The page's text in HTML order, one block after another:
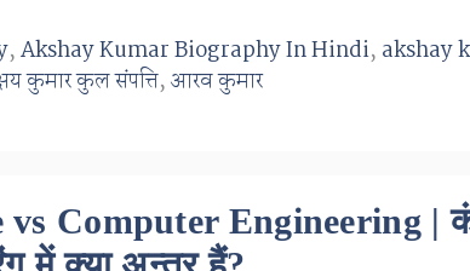
,Akshay Kumar Biography In Hindi, akshay
कुमार कुल संपत्ति,आरव कुमार
vs Computer Engineering |